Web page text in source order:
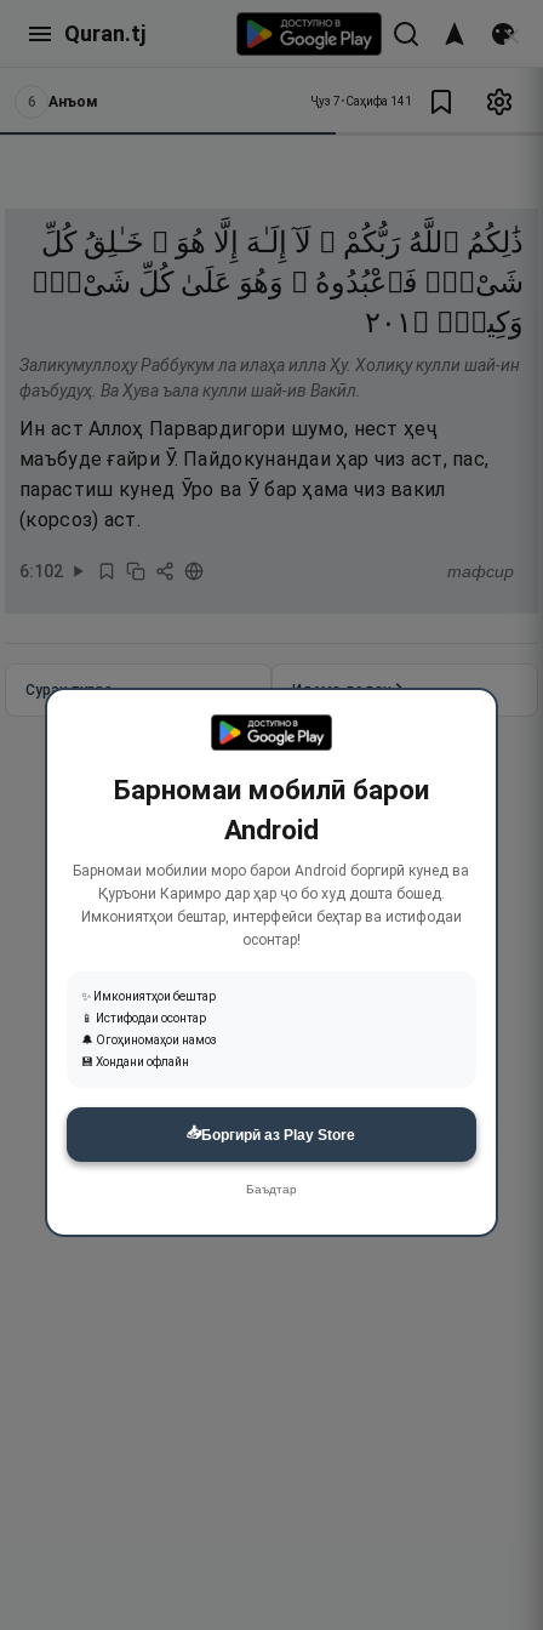
Quran.tj
6 Анъом Ҷуз 7•Саҳифа 141
ذَٰلِكُمُ ٱللَّهُ رَبُّكُمْ ۖ لَآ إِلَـٰهَ إِلَّا هُوَ ۖ خَـٰلِقُ كُلِّ
شَىْءٍۢ فَٱعْبُدُوهُ ۚ وَهُوَ عَلَىٰ كُلِّ شَىْءٍۢ
وَكِيلٌۭ ۝ ١٠٢
Заликумуллоҳу Раббукум ла илаҳа илла Ҳу. Холиқу кулли шай-ин
фаъбудуҳ. Ва Ҳува ъала кулли шай-ив Вакӣл.
Ин аст Аллоҳ Парвардигори шумо, нест ҳеҷ
маъбуде ғайри Ӯ. Пайдокунандаи ҳар чиз аст, пас,
парастиш кунед Ӯро ва Ӯ бар ҳама чиз вакил
(корсоз) аст.
6:102 тафсир
Сураи пурра Идома додан
Барномаи мобилӣ барои
Android
Барномаи мобилии моро барои Android боргирӣ кунед ва
Қуръони Каримро дар ҳар ҷо бо худ дошта бошед.
Имкониятҳои бештар, интерфейси беҳтар ва истифодаи
осонтар!
✨ Имкониятҳои бештар
📱 Истифодаи осонтар
🔔 Огоҳиномаҳои намоз
💾 Хондани офлайн
📥Боргирӣ аз Play Store
Баъдтар